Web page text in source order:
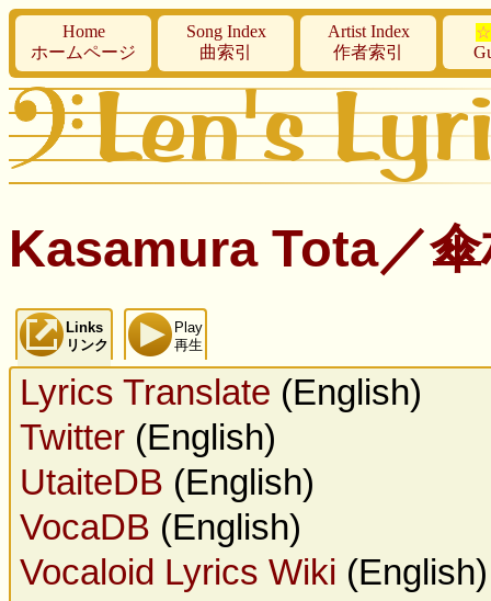
Home
ホームページ
Song Index
曲索引
Artist Index
作者索引
Kasamura Tota／
Links
リンク
Play
再生
Lyrics Translate (English)
Twitter (English)
UtaiteDB (English)
VocaDB (English)
Vocaloid Lyrics Wiki (English)